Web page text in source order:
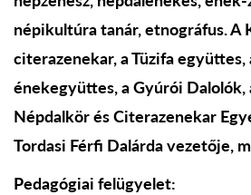
népikultúra tanár, etnográfus. A
citerazenekar, a Tüzifa együttes,
énekegyüttes, a Gyúrói Dalolók,
Népdalkör és Citerazenekar
Tordasi Férfi Dalárda vezetője, m
Pedagógiai felügyelet: